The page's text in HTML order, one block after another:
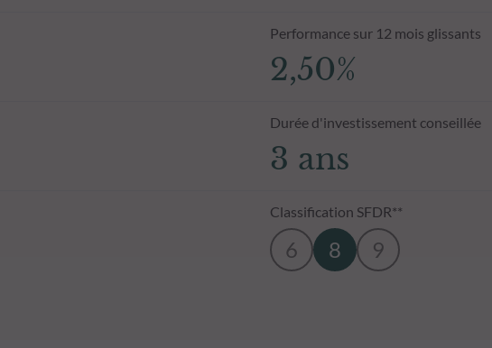
Performance sur 12 mois glissants
2,50%
Durée d'investissement conseillée
3 ans
Classification SFDR**
6 8 9